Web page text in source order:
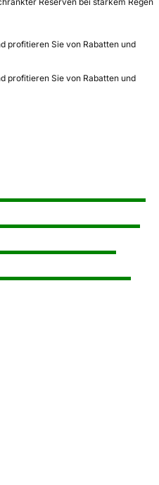
profitieren Sie von Rabatten und
profitieren Sie von Rabatten und